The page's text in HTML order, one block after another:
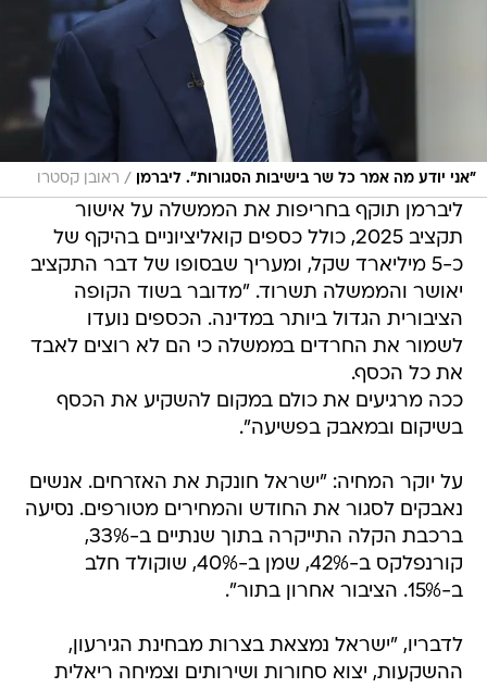
"אני יודע מה אמר כל שר בישיבות הסגורות". ליברמן / ראובן קסטרו
ליברמן תוקף בחריפות את הממשלה על אישור
תקציב 2025, כולל כספים קואליציוניים בהיקף של
כ-5 מיליארד שקל, ומעריך שבסופו של דבר התקציב
יאושר והממשלה תשרוד. "מדובר בשוד הקופה
הציבורית הגדול ביותר במדינה. הכספים נועדו
לשמור את החרדים בממשלה כי הם לא רוצים לאבד
את כל הכסף.
ככה מרגיעים את כולם במקום להשקיע את הכסף
בשיקום ובמאבק בפשיעה".
על יוקר המחיה: "ישראל חונקת את האזרחים. אנשים
נאבקים לסגור את החודש והמחירים מטורפים. נסיעה
ברכבת הקלה התייקרה בתוך שנתיים ב-33%,
קורנפלקס ב-42%, שמן ב-40%, שוקולד חלב
ב-15%. ‏הציבור אחרון בתור".
לדבריו, "ישראל נמצאת בצרות מבחינת הגירעון,
ההשקעות, יצוא סחורות ושירותים וצמיחה ריאלית